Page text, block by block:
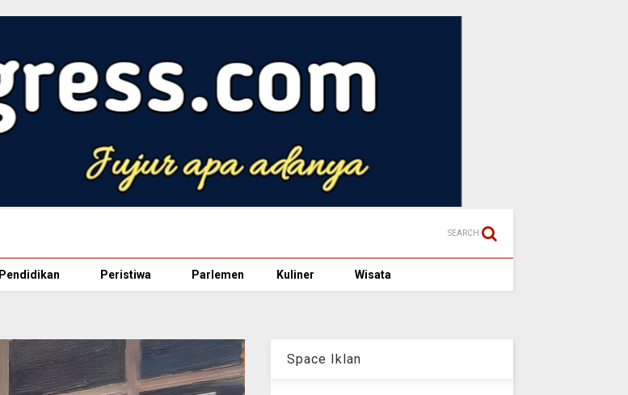
SEARCH
Pendidikan Peristiwa Parlemen Kuliner Wisata
Space Iklan